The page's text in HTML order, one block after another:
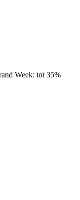
Week: tot 35%